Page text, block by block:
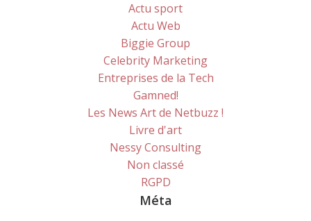
Actu sport
Actu Web
Biggie Group
Celebrity Marketing
Entreprises de la Tech
Gamned!
Les News Art de Netbuzz !
Livre d'art
Nessy Consulting
Non classé
RGPD
Méta